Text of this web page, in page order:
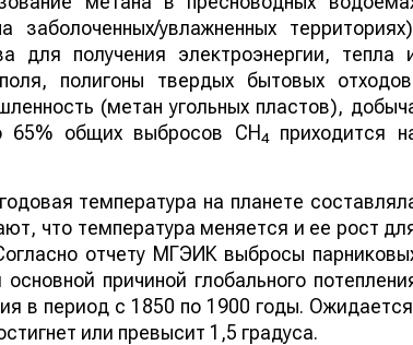
увлажненных
для получения электроэнергии, тепла
полигоны твердых бытовых
(метан угольных пластов),
общих выбросов CH4 приходится
температура на планете
что температура меняется и ее рост
отчету МГЭИК выбросы
причиной глобального
в период с 1850 по 1900 годы.
или превысит 1,5 градуса.